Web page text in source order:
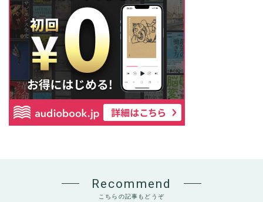
Recommend
こちらの記事もどうぞ